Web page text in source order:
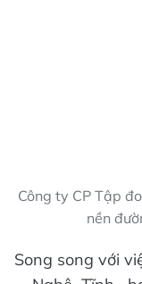
Công ty CP Tập
nền
Song song với